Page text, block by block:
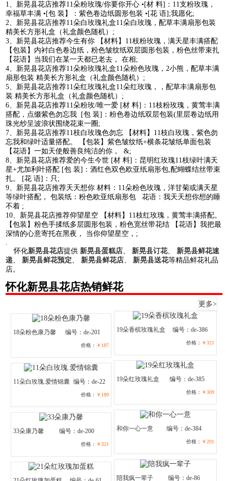
1、新晃县花店推荐11朵粉玫瑰/你要你开心 •[材 料]：11支粉玫瑰，
幸福草丰满 •[包 装】：紫色卷边纸圆形包装 •[花 语];我愿化;
2、新晃县花店推荐11朵白玫瑰礼盒11朵白玫瑰，配草丰满扇形包装
精美长方形礼盒（礼盒颜色随机）;
3、新晃县花店推荐今生有你 【材料】11枝粉玫瑰，满天星丰满搭配
【包装】内衬白色卷边纸，粉色皱纹纸双层圆形包装，粉色丝带束扎
【花语】当我们在某一天都已老去， 在相;
4、新晃县花店推荐11朵粉玫瑰礼盒11朵粉色玫瑰，2小熊，配草丰满
扇形包装 精美长方形礼盒（礼盒颜色随机）;
5、新晃县花店推荐11朵红玫瑰礼盒11朵红玫瑰，，配草丰满扇形包
装 精美长方形礼盒（礼盒颜色随机）;
6、新晃县花店推荐11朵粉玫/唯一爱 [材 料]：11枝粉玫瑰，黄莺丰满
搭配，点缀紫色勿忘我 [包 装]：粉色卷边纸双层包装(里层卷边纸用
珠光纱呈波浪状围绕花束一圈;
7、新晃县花店推荐11枝白玫瑰色勿忘 【材料】11枝白玫瑰，紫色勿
忘我和绿叶适量搭配。 【包装】紫色皱纹纸+横条花皱纸单面包装
【花语】一如天使般善良纯洁的你， &;
8、新晃县花店推荐爱的今生今世 [材 料]：昆明红玫瑰11枝绿叶满天
星+尤加利叶搭配 [包 装]：酒红色双色欧亚纸扇形包,配蝴蝶结丝带束
扎。 [花 语]：只;
9、新晃县花店推荐天天想你 材料：11朵粉色玫瑰，洋甘菊或满天星
等绿叶搭配， 包装纸：粉色欧亚纸扇形包 花语：我天天想你想的睡
不着 ;
10、新晃县花店推荐仰望星空 【材料】11枝红玫瑰，黄莺丰满搭配。
【包装】粉色手揉纸多层圆形包装，粉色宽丝带花结 【花语】我把最
深情的心意寄托在黑夜， 当你仰望星空，;
.
怀化新晃县花店提供新晃县蛋糕店、新晃县订花、新晃县鲜花速
递、新晃县鲜花预定、新晃县鲜花店、新晃县送花等精品鲜花礼品
店。
怀化新晃县花店热销鲜花
更多>
18朵粉色康乃馨 编号：de-201
价格： ￥187
19朵香槟玫瑰礼盒 编号：de-386
价格： ￥321
11朵白玫瑰.爱情锦囊 编号：de-22
价格： ￥189
19朵红玫瑰礼盒 编号：de-385
价格： ￥309
33朵康乃馨 编号：de-200
价格： ￥321
和你一心一意 编号：de-384
价格： ￥201
陪我疯一辈子 编号：de-86